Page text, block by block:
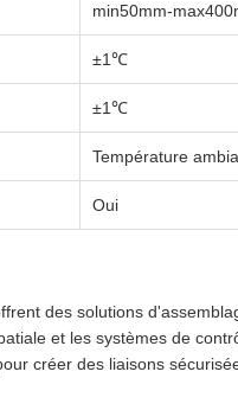
min50mm-
±1℃
±1℃
Température
Oui
des solutions
et les systèmes de
créer des liaisons